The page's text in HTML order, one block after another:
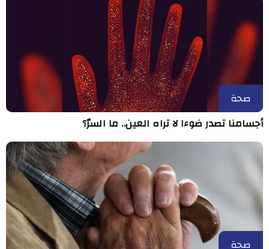
صحة
أجسامنا تصدر ضوءا لا تراه العين.. ما السرّ؟
صحة